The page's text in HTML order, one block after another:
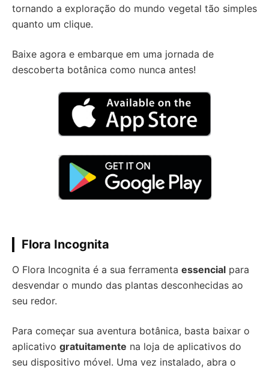
tornando a exploração do mundo vegetal tão simples
quanto um clique.
Baixe agora e embarque em uma jornada de
descoberta botânica como nunca antes!
Flora Incognita
O Flora Incognita é a sua ferramenta essencial para
desvendar o mundo das plantas desconhecidas ao
seu redor.
Para começar sua aventura botânica, basta baixar o
aplicativo gratuitamente na loja de aplicativos do
seu dispositivo móvel. Uma vez instalado, abra o